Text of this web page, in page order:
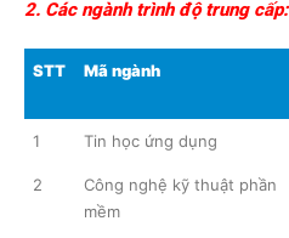
2. Các ngành trình độ trung cấp:
STT Mã ngành
1 Tin học ứng dụng
2
Công nghệ kỹ thuật phần
mềm